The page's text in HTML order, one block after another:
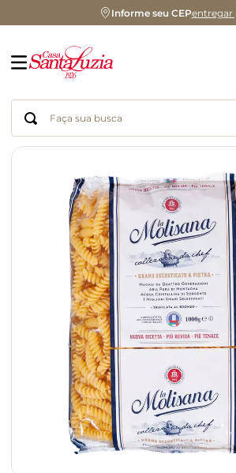
Informe seu CEPentregar
Faça sua busca
chocolate